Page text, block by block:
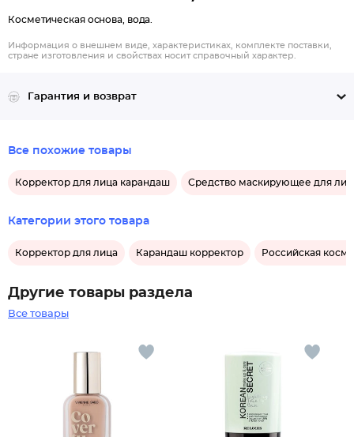
Косметическая основа, вода.
Информация о внешнем виде, характеристиках, комплекте поставки,
стране изготовления и свойствах носит справочный характер.
Гарантия и возврат
Все похожие товары
Корректор для лица карандаш Средство маскирующее для
Категории этого товара
Корректор для лица Карандаш корректор Российская
Другие товары раздела
Все товары